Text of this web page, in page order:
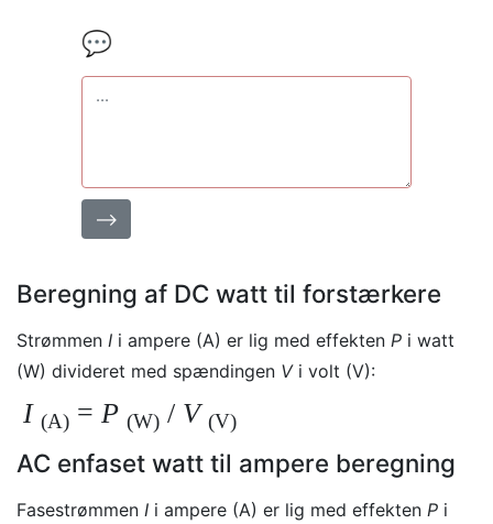
💬
⟶
Beregning af DC watt til forstærkere
Strømmen I i ampere (A) er lig med effekten P i watt
(W) divideret med spændingen Vi volt (V):
I (A) = P (W) / V(V)
AC enfaset watt til ampere beregning
Fasestrømmen I i ampere (A) er lig med effekten P i